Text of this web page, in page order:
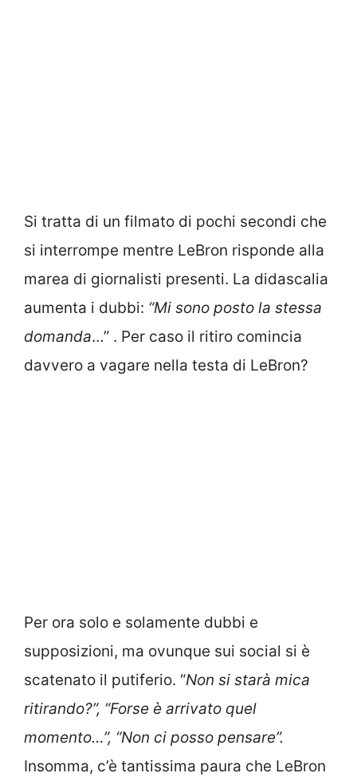
Si tratta di un filmato di pochi secondi che
si interrompe mentre LeBron risponde alla
marea di giornalisti presenti. La didascalia
aumenta i dubbi: “Mi sono posto la stessa
domanda…” . Per caso il ritiro comincia
davvero a vagare nella testa di LeBron?
Per ora solo e solamente dubbi e
supposizioni, ma ovunque sui social si è
scatenato il putiferio. “Non si starà mica
ritirando?”, “Forse è arrivato quel
momento…”, “Non ci posso pensare”.
Insomma, c’è tantissima paura che LeBron